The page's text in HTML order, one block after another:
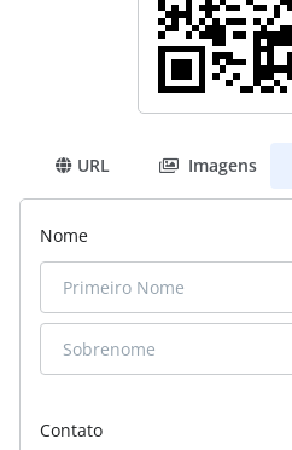
URL Imagens
Nome
Contato